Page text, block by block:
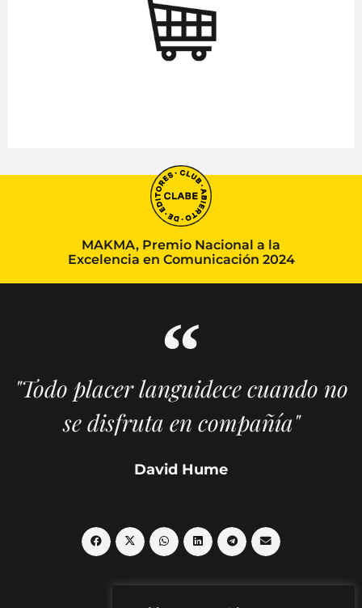
MAKMA, Premio Nacional a la
Excelencia en Comunicación 2024
"Todo placer languidece cuando no
se disfruta en compañía"
David Hume